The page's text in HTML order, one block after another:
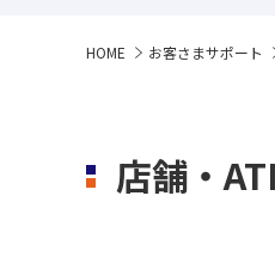
HOME お客さまサポート
店舗・